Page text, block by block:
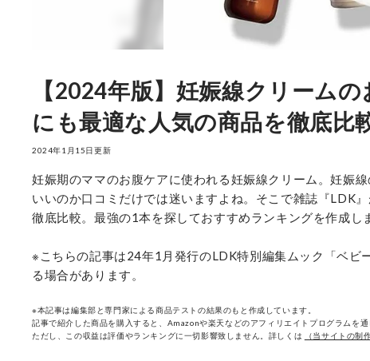
【2024年版】妊娠線クリーム
にも最適な人気の商品を徹底比
2024年1月15日更新
妊娠期のママのお腹ケアに使われる妊娠線クリーム。妊娠
いいのか口コミだけでは迷いますよね。そこで雑誌『LDK
徹底比較。最強の1本を探しておすすめランキングを作成し
※こちらの記事は24年1月発行のLDK特別編集ムック「ベビ
る場合があります。
※本記事は編集部と専門家による商品テストの結果のもと作成しています。
記事で紹介した商品を購入すると、Amazonや楽天などのアフィリエイトプログラムを
ただし、この収益は評価やランキングに一切影響致しません。詳しくは
（当サイトの制